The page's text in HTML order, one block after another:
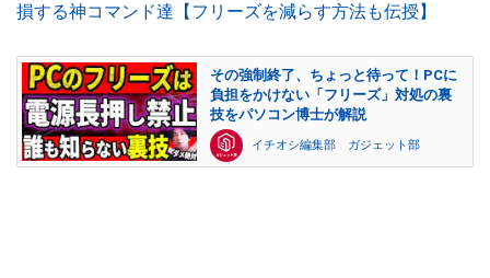
損する神コマンド達【フリーズを減らす方法も伝授】
その強制終了、ちょっと待って！PCに
負担をかけない「フリーズ」対処の裏
技をパソコン博士が解説
イチオシ編集部 ガジェット部